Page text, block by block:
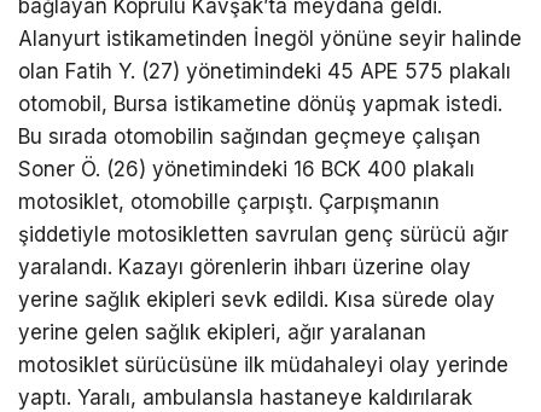
bağlayan Köprülü Kavşak’ta meydana geldi.
Alanyurt istikametinden İnegöl yönüne seyir halinde
olan Fatih Y. (27) yönetimindeki 45 APE 575 plakalı
otomobil, Bursa istikametine dönüş yapmak istedi.
Bu sırada otomobilin sağından geçmeye çalışan
Soner Ö. (26) yönetimindeki 16 BCK 400 plakalı
motosiklet, otomobille çarpıştı. Çarpışmanın
şiddetiyle motosikletten savrulan genç sürücü ağır
yaralandı. Kazayı görenlerin ihbarı üzerine olay
yerine sağlık ekipleri sevk edildi. Kısa sürede olay
yerine gelen sağlık ekipleri, ağır yaralanan
motosiklet sürücüsüne ilk müdahaleyi olay yerinde
yaptı. Yaralı, ambulansla hastaneye kaldırılarak